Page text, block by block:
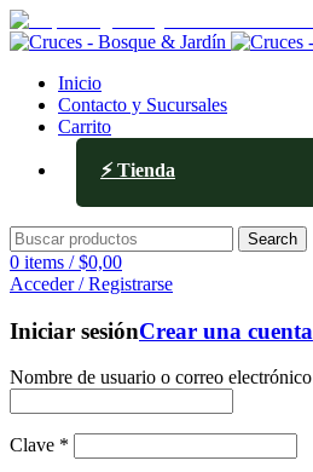
Inicio
Contacto y Sucursales
Carrito
⚡ Tienda
Search
0 items / $0,00
Acceder / Registrarse
Iniciar sesiónCrear una cuenta
Nombre de usuario o correo electrónico
Clave *